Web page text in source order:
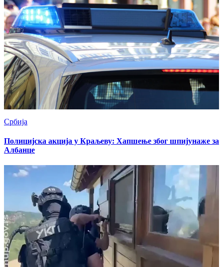
Србија
Полицијска акција у Краљеву: Хапшење због шпијунаже за
Албанце